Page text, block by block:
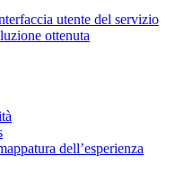
utente del servizio
ottenuta
dell’esperienza